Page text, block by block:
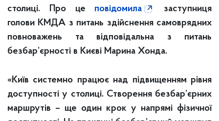
столиці. Про це повідомила
заступниця
голови КМДА з питань здійснення самоврядних
повноважень та відповідальна з питань
безбар’єрності в Києві Марина Хонда.
«Київ системно працює над підвищенням рівня
доступності у столиці. Створення безбар’єрних
маршрутів – ще один крок у напрямі фізичної